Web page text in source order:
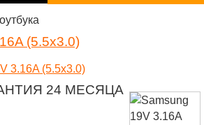
(5.5x3.0)
24 МЕСЯЦА